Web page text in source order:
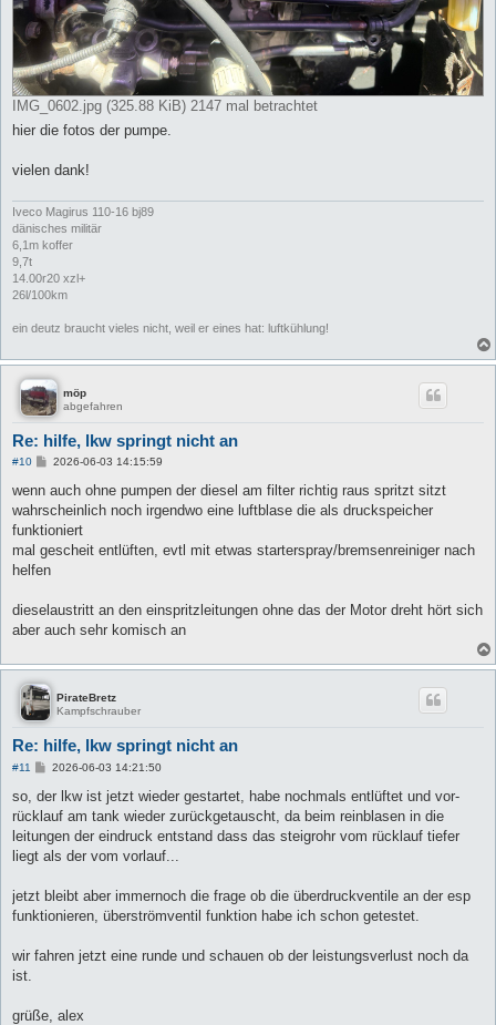
IMG_0602.jpg (325.88 KiB) 2147 mal betrachtet
hier die fotos der pumpe.
vielen dank!
Iveco Magirus 110-16 bj89
dänisches militär
6,1m koffer
9,7t
14.00r20 xzl+
26l/100km
ein deutz braucht vieles nicht, weil er eines hat: luftkühlung!
möp
abgefahren
Re: hilfe, lkw springt nicht an
#10
B
r
a
2026-06-03 14:15:59
wenn auch ohne pumpen der diesel am filter richtig raus spritzt sitzt
wahrscheinlich noch irgendwo eine luftblase die als druckspeicher
funktioniert
mal gescheit entlüften, evtl mit etwas starterspray/bremsenreiniger nach
helfen
dieselaustritt an den einspritzleitungen ohne das der Motor dreht hört sich
aber auch sehr komisch an
PirateBretz
Kampfschrauber
Re: hilfe, lkw springt nicht an
#11
B
i
r
a
g
2026-06-03 14:21:50
so, der lkw ist jetzt wieder gestartet, habe nochmals entlüftet und vor-
rücklauf am tank wieder zurückgetauscht, da beim reinblasen in die
leitungen der eindruck entstand dass das steigrohr vom rücklauf tiefer
liegt als der vom vorlauf...
jetzt bleibt aber immernoch die frage ob die überdruckventile an der esp
funktionieren, überströmventil funktion habe ich schon getestet.
wir fahren jetzt eine runde und schauen ob der leistungsverlust noch da
ist.
grüße, alex